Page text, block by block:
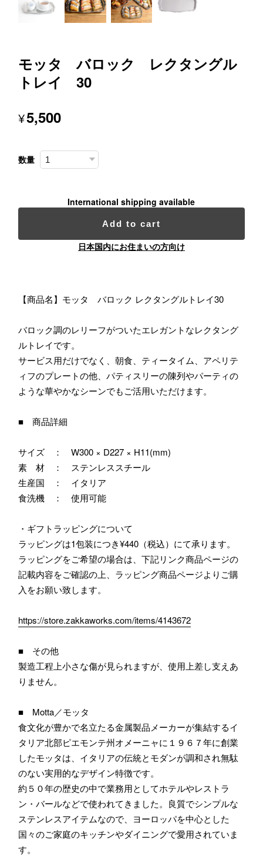
モッタ バロック レクタングル
トレイ 30
¥5,500
数量
International shipping available
Add to cart
日本国内にお住まいの方向け
【商品名】モッタ バロック レクタングルトレイ30
バロック調のレリーフがついたエレガントなレクタング
ルトレイです。
サービス用だけでなく、朝食、ティータイム、アペリテ
ィフのプレートの他、パティスリーの陳列やパーティの
ような華やかなシーンでもご活用いただけます。
■ 商品詳細
サイズ ： W300 × D227 × H11(mm)
素 材 ： ステンレススチール
生産国 ： イタリア
食洗機 ： 使用可能
・ギフトラッピングについて
ラッピングは1包装につき¥440（税込）にて承ります。
ラッピングをご希望の場合は、下記リンク商品ページの
記載内容をご確認の上、ラッピング商品ページよりご購
入をお願い致します。
https://store.zakkaworks.com/items/4143672
■ その他
製造工程上小さな傷が見られますが、使用上差し支えあ
りません。
■ Motta／モッタ
食文化が豊かで名立たる金属製品メーカーが集結するイ
タリア北部ピエモンテ州オメーニャに１９６７年に創業
したモッタは、イタリアの伝統とモダンが調和され無駄
のない実用的なデザイン特徴です。
約５０年の歴史の中で業務用としてホテルやレストラ
ン・バールなどで使われてきました。良質でシンプルな
ステンレスアイテムなので、ヨーロッパを中心とした
国々のご家庭のキッチンやダイニングで愛用されていま
す。